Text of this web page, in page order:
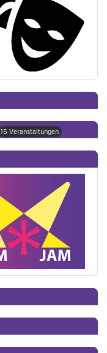
15 Veranstaltungen